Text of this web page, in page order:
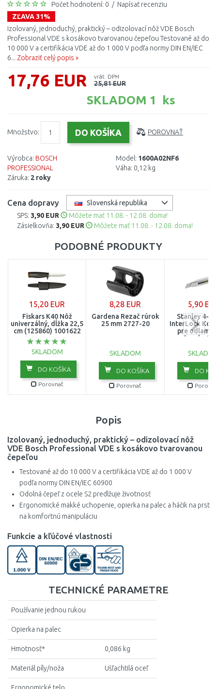
Počet hodnotení: 0 / Napísať recenziu
ZĽAVA 31%
Izolovaný, jednoduchý, praktický – odizolovací nôž VDE Bosch
Professional VDE s kosákovo tvarovanou čepeľou Testované až do
10 000 V a certifikácia VDE až do 1 000 V podľa normy DIN EN/IEC
6... Zobraziť celý popis »
17,76 EUR vrát. DPH
25,81 EUR
SKLADOM 1 ks
Množstvo: POROVNAŤ
Výrobca: BOSCH
PROFESSIONAL
Záruka: 2 roky
Model: 1600A02NF6
Váha: 0,12 kg
Cena dopravy
Slovenská republika
SPS: 3,90 EUR
Môžete mať 11.08. - 12.08. doma!
Zásielkovňa: 3,90 EUR Môžete mať 11.08. - 12.08. doma!
PODOBNÉ PRODUKTY
15,20 EUR
Fiskars K40 Nôž
univerzálný, dĺžka 22,5
cm (125860) 1001622
SKLADOM
DO KOŠÍKA
Porovnať
8,28 EUR
Gardena Rezač rúrok
25 mm 2727-20
SKLADOM
DO KOŠÍKA
Porovnať
5,90
Stanley 4-
InterLock
pre
čepele
DO
Popis
Izolovaný, jednoduchý, praktický – odizolovací nôž
VDE Bosch Professional VDE s kosákovo tvarovanou
čepeľou
Testované až do 10 000 V a certifikácia VDE až do 1 000 V
podľa normy DIN EN/IEC 60900
Odolná čepeľ z ocele S2 predlžuje životnosť
Ergonomické mäkké uchopenie, opierka na palec a háčik na prst
na komfortnú manipuláciu
Funkcie a kľúčové vlastnosti
TECHNICKÉ PARAMETRE
Používanie jednou rukou
Opierka na palec
Hmotnosť* 0,086 kg
Materiál píly/noža Ušľachtilá oceľ